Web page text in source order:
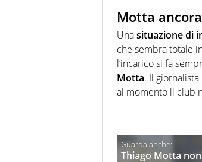
Motta
Unasituazione di
che sembra totale
l’incarico si fa
Motta. Il
al momento il club
Thiago Motta